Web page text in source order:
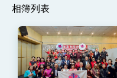
位實力，達成
外交部長林
策略小組」跨
民調顯示多
「總合外交」
相簿列表